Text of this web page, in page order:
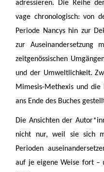
adressieren. Die Reihe
vage chronologisch: von
Periode Nancys hin zur
zur Auseinandersetzung
zeitgenössischen
und der Umweltlichkeit.
Mimesis-Methexis und
ans Ende des Buches
Die Ansichten der
nicht nur, weil sie sich
Perioden
auf je eigene Weise fort –